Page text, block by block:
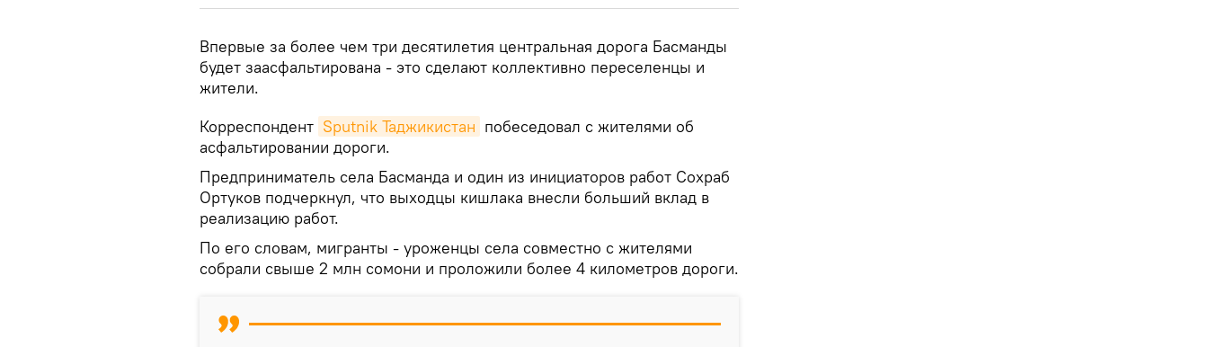
Впервые за более чем три десятилетия центральная дорога Басманды
будет заасфальтирована - это сделают коллективно переселенцы и
жители.
Корреспондент Sputnik Таджикистан побеседовал с жителями об
асфальтировании дороги.
Предприниматель села Басманда и один из инициаторов работ Сохраб
Ортуков подчеркнул, что выходцы кишлака внесли больший вклад в
реализацию работ.
По его словам, мигранты - уроженцы села совместно с жителями
собрали свыше 2 млн сомони и проложили более 4 километров дороги.